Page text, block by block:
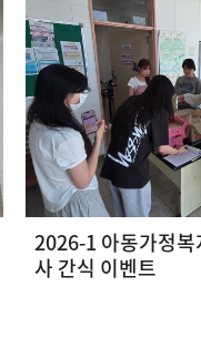
랙체험 프로그램「‘금
기: 아동가정복지학으